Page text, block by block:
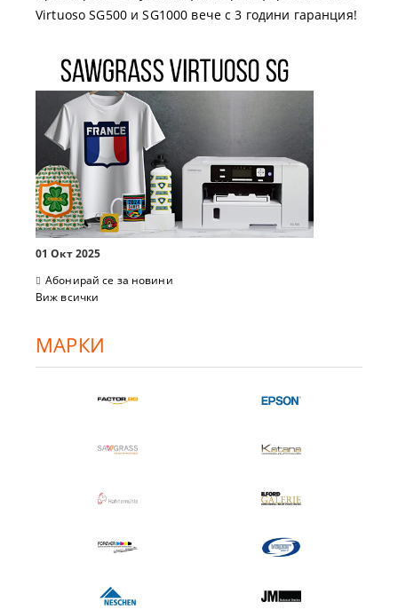
Virtuoso SG500 и SG1000 вече с 3 години гаранция!
01 Окт 2025
Абонирай се за новини
Виж всички
МАРКИ